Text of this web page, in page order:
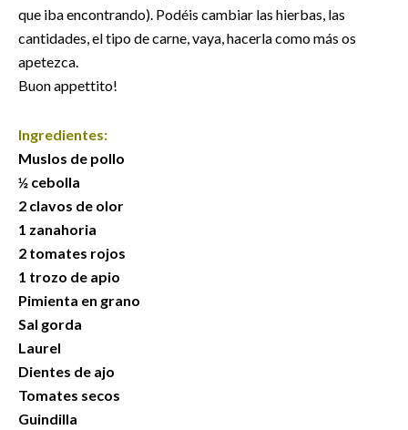
que iba encontrando). Podéis cambiar las hierbas, las
cantidades, el tipo de carne, vaya, hacerla como más os
apetezca.
Buon appettito!
Ingredientes:
Muslos de pollo
½ cebolla
2 clavos de olor
1 zanahoria
2 tomates rojos
1 trozo de apio
Pimienta en grano
Sal gorda
Laurel
Dientes de ajo
Tomates secos
Guindilla